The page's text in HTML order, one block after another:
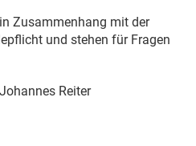
Zusammenhang mit der
und stehen für Fragen
Reiter